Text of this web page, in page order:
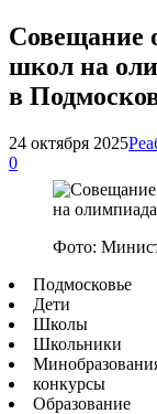
Совещание
школ на
в
24 октября 2025
0
Фото:
Подмосковье
Дети
Школы
Школьники
конкурсы
Образование